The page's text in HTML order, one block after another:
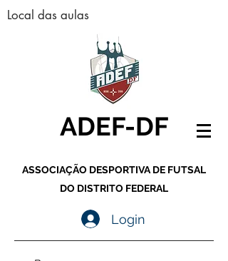
Local das aulas
ADEF-DF
ASSOCIAÇÃO DESPORTIVA DE FUTSAL
DO DISTRITO FEDERAL
Login